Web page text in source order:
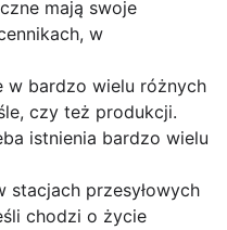
mają swoje
w
w bardzo wielu różnych
czy też produkcji.
istnienia bardzo wielu
stacjach przesyłowych
chodzi o życie